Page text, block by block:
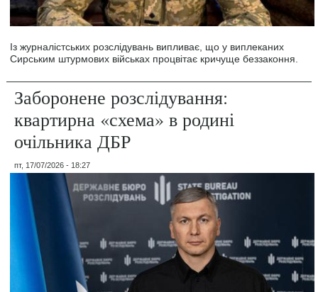
Із журналістських розслідувань випливає, що у виплеканих
Сирським штурмових військах процвітає кричуще беззаконня.
Заборонене розслідування:
квартирна «схема» в родині
очільника ДБР
пт, 17/07/2026 - 18:27